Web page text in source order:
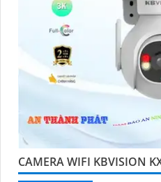
CAMERA WIFI KBVISION